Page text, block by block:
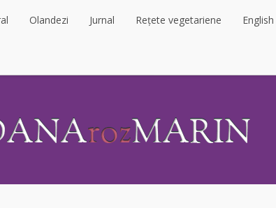
Olandezi Jurnal Rețete vegetariene